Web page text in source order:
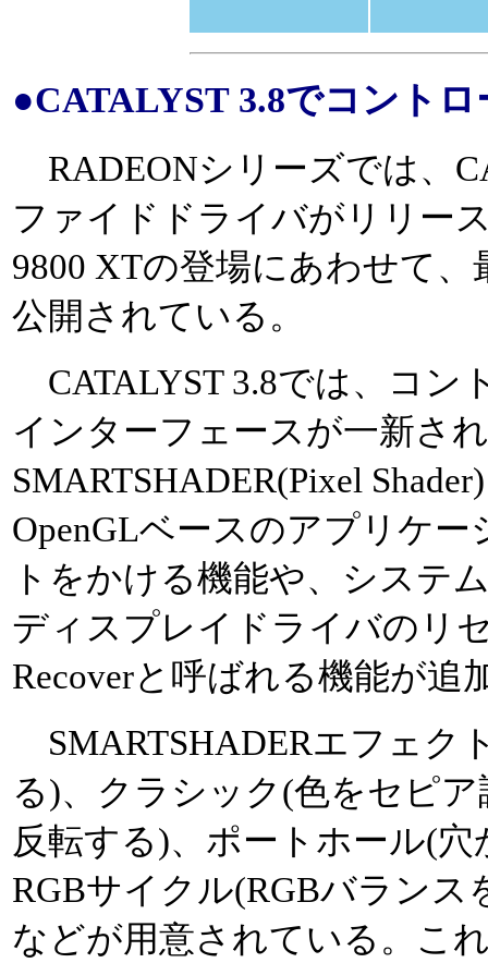
●CATALYST 3.8でコント
RADEONシリーズでは、
ファイドドライバがリリー
9800 XTの登場にあわせて、
公開されている。
CATALYST 3.8では、コン
インターフェースが一新さ
SMARTSHADER(Pixel
OpenGLベースのアプリケ
トをかける機能や、システ
ディスプレイドライバのリ
Recoverと呼ばれる機能が追
SMARTSHADERエフェク
る)、クラシック(色をセピ
反転する)、ポートホール(
RGBサイクル(RGBバラン
などが用意されている。こ